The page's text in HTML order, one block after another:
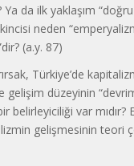
Ya da ilk yaklaşım
neden
(a.y. 87)
Türkiye’de
gelişim düzeyinin
belirleyiciliği var mıdır?
gelişmesinin teori